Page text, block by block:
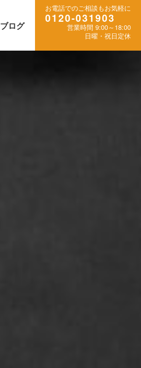
ブログ
お電話でのご相談もお気軽に
0120-031903
営業時間 9:00～18:00
日曜・祝日定休